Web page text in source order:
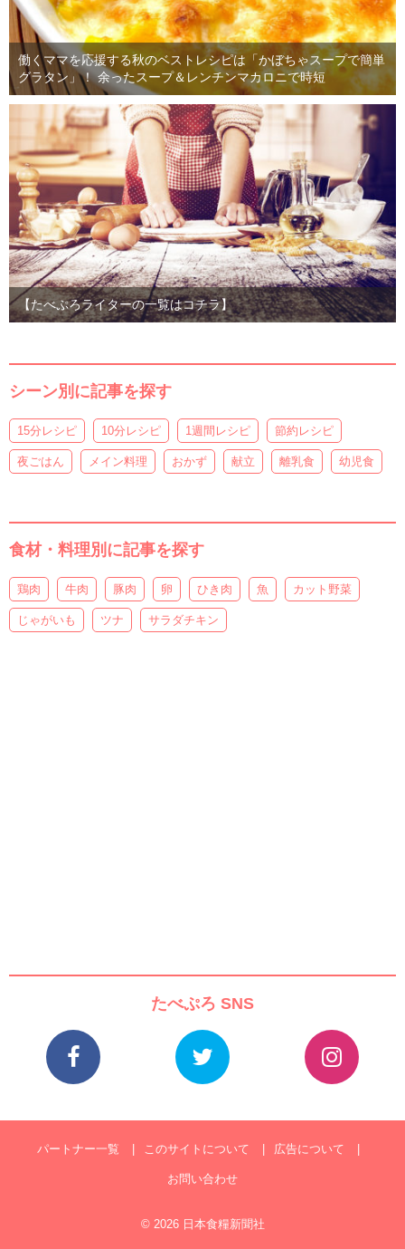
働くママを応援する秋のベストレシピは「かぼちゃスープで簡単
グラタン」！ 余ったスープ＆レンチンマカロニで時短
【たべぷろライターの一覧はコチラ】
シーン別に記事を探す
15分レシピ 10分レシピ 1週間レシピ 節約レシピ
夜ごはん メイン料理 おかず 献立 離乳食 幼児食
食材・料理別に記事を探す
鶏肉 牛肉 豚肉 卵 ひき肉 魚 カット野菜
じゃがいも ツナ サラダチキン
たべぷろ SNS
パートナー一覧 このサイトについて 広告について
お問い合わせ
© 2026 日本食糧新聞社